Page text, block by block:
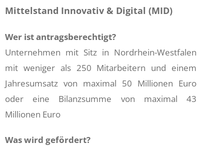
Mittelstand Innovativ & Digital (MID)
Wer ist antragsberechtigt?
Unternehmen mit Sitz in Nordrhein-Westfalen
mit weniger als 250 Mitarbeitern und einem
Jahresumsatz von maximal 50 Millionen Euro
oder eine Bilanzsumme von maximal 43
Millionen Euro
Was wird gefördert?